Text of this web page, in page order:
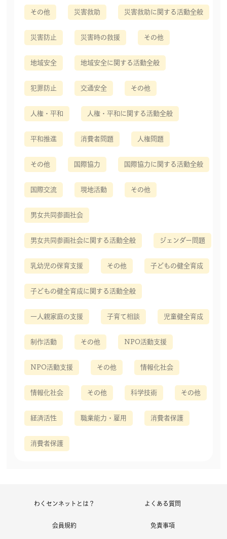
その他 災害救助 災害救助に関する活動全般
災害防止 災害時の救援 その他
地域安全 地域安全に関する活動全般
犯罪防止 交通安全 その他
人権・平和 人権・平和に関する活動全般
平和推進 消費者問題 人権問題
その他 国際協力 国際協力に関する活動全般
国際交流 現地活動 その他
男女共同参画社会
男女共同参画社会に関する活動全般 ジェンダー問題
乳幼児の保育支援 その他 子どもの健全育成
子どもの健全育成に関する活動全般
一人親家庭の支援 子育て相談 児童健全育成
制作活動 その他 NPO活動支援
NPO活動支援 その他 情報化社会
情報化社会 その他 科学技術 その他
経済活性 職業能力・雇用 消費者保護
消費者保護
わくセンネットとは？ よくある質問
会員規約 免責事項